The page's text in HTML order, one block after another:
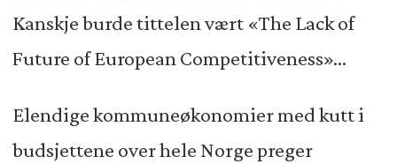
Kanskje burde tittelen vært «The Lack of
Future of European Competitiveness»...
Elendige kommuneøkonomier med kutt i
budsjettene over hele Norge preger